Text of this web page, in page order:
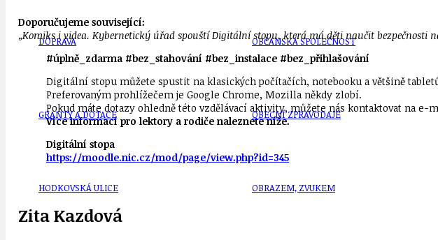
DOPRAVA
GRANTY A DOTACE
HODKOVSKÁ ULICE
OBČANSKÁ SPOLEČNOST
OBECNÍ ZPRAVODAJE
OBRAZEM, ZVUKEM
Doporučujeme související:
„Komiks i videa. Kybernetický úřad spouští Digitální stopu, která má děti naučit bezpečnosti
#úplně_zdarma #bez_stahování #bez_instalace #bez_přihlašování
Digitální stopu můžete spustit na klasických počítačích, notebooku a většině
Preferovaným prohlížečem je Google Chrome, Mozilla někdy zlobí.
Pokud máte dotazy ohledně této vzdělávací aktivity, můžete nás kontaktovat na e-
Více informací pro lektory a rodiče naleznete níže.
Digitální stopa
https://moodle.nic.cz/mod/page/view.php?id=345
Zita Kazdová